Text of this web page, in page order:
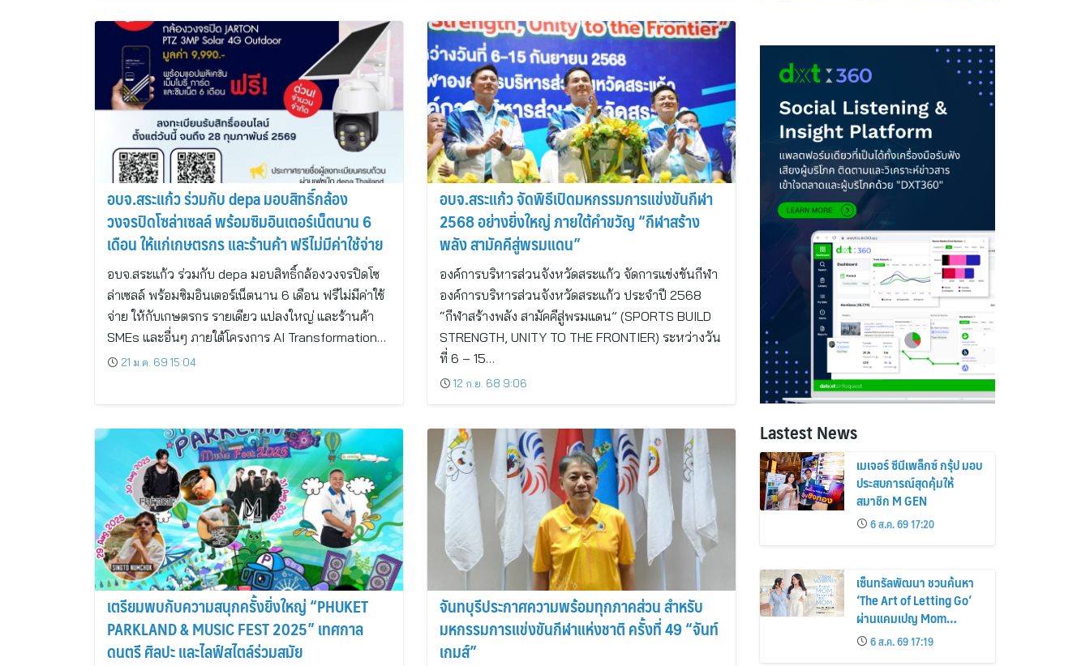
อบจ.สระแก้ว ร่วมกับ depa มอบสิทธิ์กล้อง
วงจรปิดโซล่าเซลล์ พร้อมซิมอินเตอร์เน็ตนาน 6
เดือน ให้แก่เกษตรกร และร้านค้า ฟรีไม่มีค่าใช้จ่าย
อบจ.สระแก้ว ร่วมกับ depa มอบสิทธิ์กล้องวงจรปิดโซ
ล่าเซลล์ พร้อมซิมอินเตอร์เน็ตนาน 6 เดือน ฟรีไม่มีค่าใช้
จ่าย ให้กับเกษตรกร รายเดียว แปลงใหญ่ และร้านค้า
SMEs และอื่นๆ ภายใต้โครงการ AI Transformation…
21 ม.ค. 69 15:04
อบจ.สระแก้ว จัดพิธีเปิดมหกรรมการแข่งขันกีฬา
2568 อย่างยิ่งใหญ่ ภายใต้คำขวัญ “กีฬาสร้าง
พลัง สามัคคีสู่พรมแดน”
องค์การบริหารส่วนจังหวัดสระแก้ว จัดการแข่งขันกีฬา
องค์การบริหารส่วนจังหวัดสระแก้ว ประจำปี 2568
“กีฬาสร้างพลัง สามัคคีสู่พรมแดน” (SPORTS BUILD
STRENGTH, UNITY TO THE FRONTIER) ระหว่างวัน
ที่ 6 – 15…
12 ก.ย. 68 9:06
เตรียมพบกับความสนุกครั้งยิ่งใหญ่ “PHUKET
PARKLAND & MUSIC FEST 2025” เทศกาล
ดนตรี ศิลปะ และไลฟ์สไตล์ร่วมสมัย
จันทบุรีประกาศความพร้อมทุกภาคส่วน สำหรับ
มหกรรมการแข่งขันกีฬาแห่งชาติ ครั้งที่ 49 “จันท์
เกมส์”
Lastest News
เมเจอร์ ซีนีเพล็กซ์ กรุ้ป มอบ
ประสบการณ์สุดคุ้มให้
สมาชิก M GEN
6 ส.ค. 69 17:20
เซ็นทรัลพัฒนา ชวนค้นหา
‘The Art of Letting Go’
ผ่านแคมเปญ Mom
Moments: Proud Mom.
Proud of My Mom.
6 ส.ค. 69 17:19